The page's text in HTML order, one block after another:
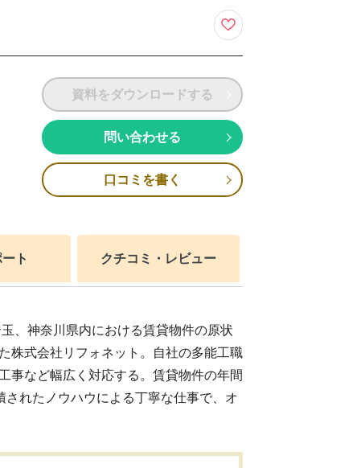
資料をダウンロードする
問い合わせる
口コミを書く
ト クチコミ・レビュー
、神奈川県内における賃貸物件の原状
株式会社リフォネット。自社の多能工職
事など幅広く対応する。賃貸物件の年間
れたノウハウによる丁寧な仕事で、オ